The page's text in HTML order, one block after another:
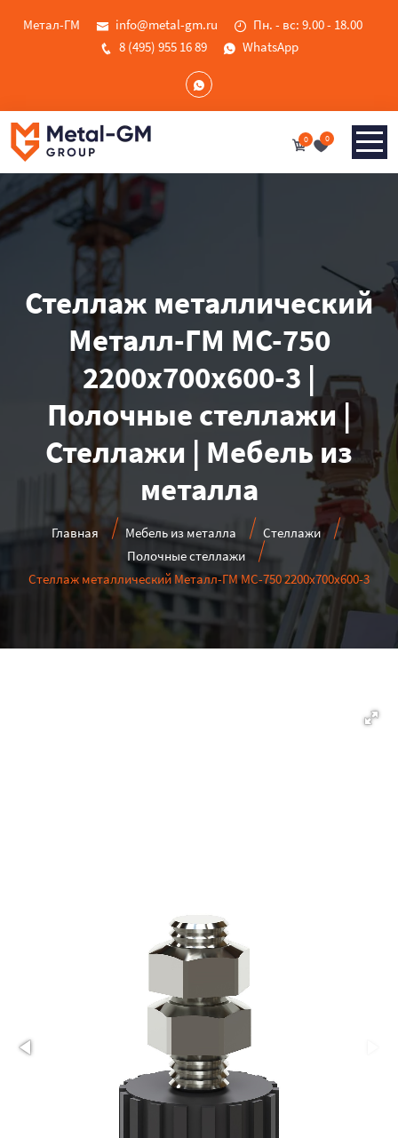
Метал-ГМ info@metal-gm.ru
Пн. - вс: 9.00 - 18.00
8 (495) 955 16 89
WhatsApp
0 0
Стеллаж металлический
Металл-ГМ МС-750
2200x700x600-3 |
Полочные стеллажи |
Стеллажи | Мебель из
металла
Главная Мебель из металла
Стеллажи
Полочные стеллажи
Стеллаж металлический Металл-ГМ МС-750 2200x700x600-3